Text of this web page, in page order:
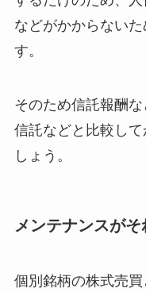
などがかからない
す。
そのため信託報酬
信託などと比較し
しょう。
メンテナンスが
個別銘柄の株式売